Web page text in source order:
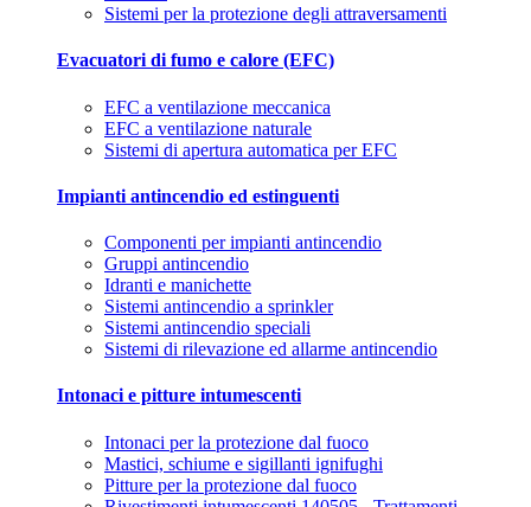
Sistemi per la protezione degli attraversamenti
Evacuatori di fumo e calore (EFC)
EFC a ventilazione meccanica
EFC a ventilazione naturale
Sistemi di apertura automatica per EFC
Impianti antincendio ed estinguenti
Componenti per impianti antincendio
Gruppi antincendio
Idranti e manichette
Sistemi antincendio a sprinkler
Sistemi antincendio speciali
Sistemi di rilevazione ed allarme antincendio
Intonaci e pitture intumescenti
Intonaci per la protezione dal fuoco
Mastici, schiume e sigillanti ignifughi
Pitture per la protezione dal fuoco